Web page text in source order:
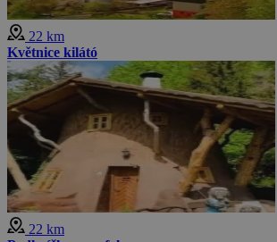
22 km
Květnice kilátó
22 km